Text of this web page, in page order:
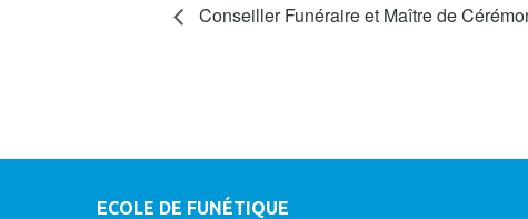
Conseiller Funéraire et Maître de
ECOLE DE FUNÉTIQUE